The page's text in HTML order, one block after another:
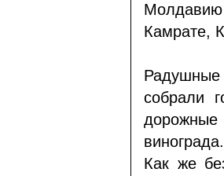
Камрате,
собрали
Как же